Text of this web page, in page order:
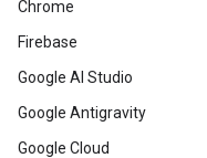
Chrome
Firebase
Google AI Studio
Google Antigravity
Google Cloud